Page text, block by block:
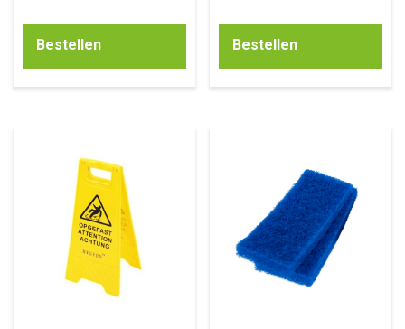
Bestellen Bestellen